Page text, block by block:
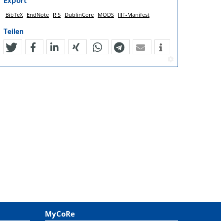
BibTeX EndNote RIS DublinCore MODS IIIF-Manifest
Teilen
MyCoRe